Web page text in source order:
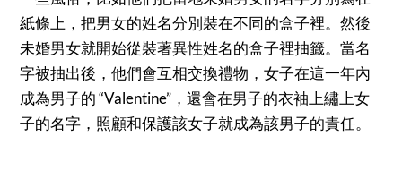
紙條上，把男女的姓名分別裝在不同的盒子裡。然後
未婚男女就開始從裝著異性姓名的盒子裡抽籤。當名
字被抽出後，他們會互相交換禮物，女子在這一年內
成為男子的 “Valentine”，還會在男子的衣袖上繡上女
子的名字，照顧和保護該女子就成為該男子的責任。